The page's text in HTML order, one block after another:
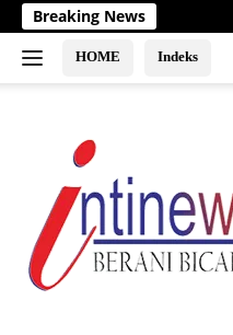
Breaking News
HOME Indeks